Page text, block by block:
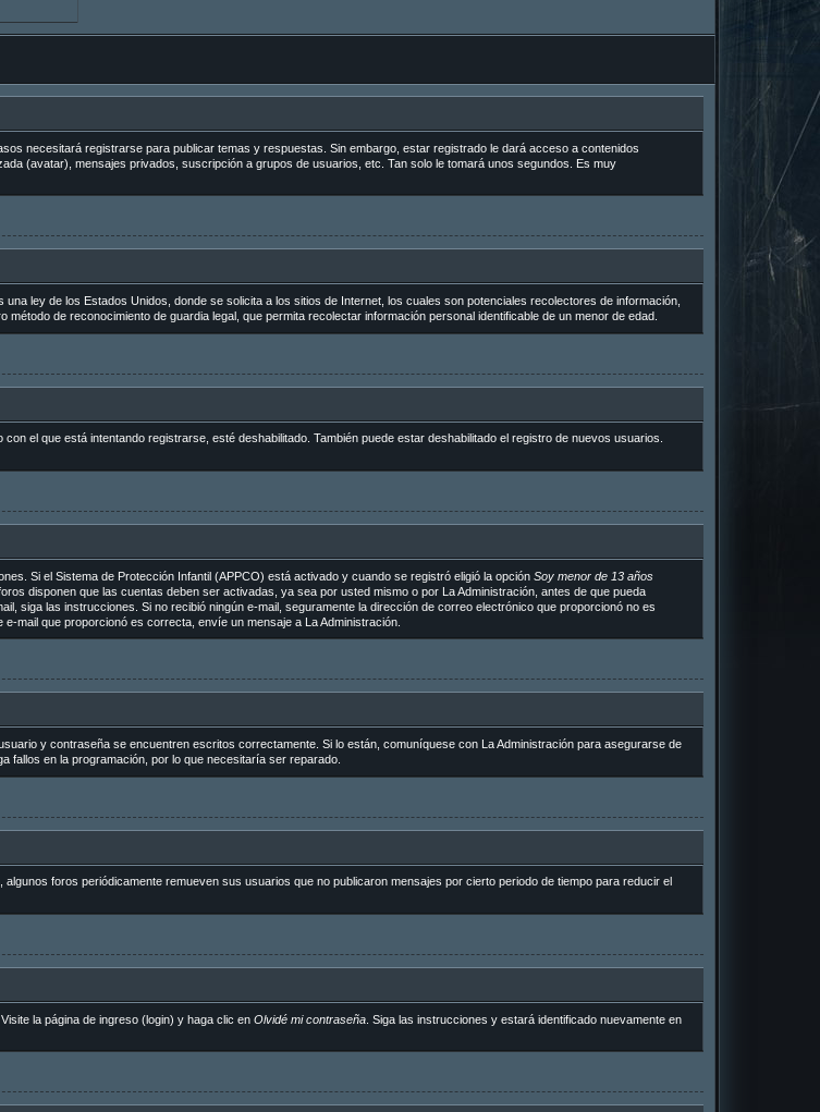
necesitará registrarse para publicar temas y respuestas. Sin embargo, estar registrado le dará acceso a contenidos
(avatar), mensajes privados, suscripción a grupos de usuarios, etc. Tan solo le tomará unos segundos. Es muy
ley de los Estados Unidos, donde se solicita a los sitios de Internet, los cuales son potenciales recolectores de información,
de reconocimiento de guardia legal, que permita recolectar información personal identificable de un menor de edad.
el que está intentando registrarse, esté deshabilitado. También puede estar deshabilitado el registro de nuevos usuarios.
Si el Sistema de Protección Infantil (APPCO) está activado y cuando se registró eligió la opción Soy menor de 13 años
disponen que las cuentas deben ser activadas, ya sea por usted mismo o por La Administración, antes de que pueda
siga las instrucciones. Si no recibió ningún e-mail, seguramente la dirección de correo electrónico que proporcionó no es
mail que proporcionó es correcta, envíe un mensaje a La Administración.
y contraseña se encuentren escritos correctamente. Si lo están, comuníquese con La Administración para asegurarse de
fallos en la programación, por lo que necesitaría ser reparado.
foros periódicamente remueven sus usuarios que no publicaron mensajes por cierto periodo de tiempo para reducir el
la página de ingreso (login) y haga clic en Olvidé mi contraseña. Siga las instrucciones y estará identificado nuevamente en